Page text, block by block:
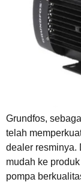
Grundfos,
telah
dealer resminya.
mudah ke
pompa